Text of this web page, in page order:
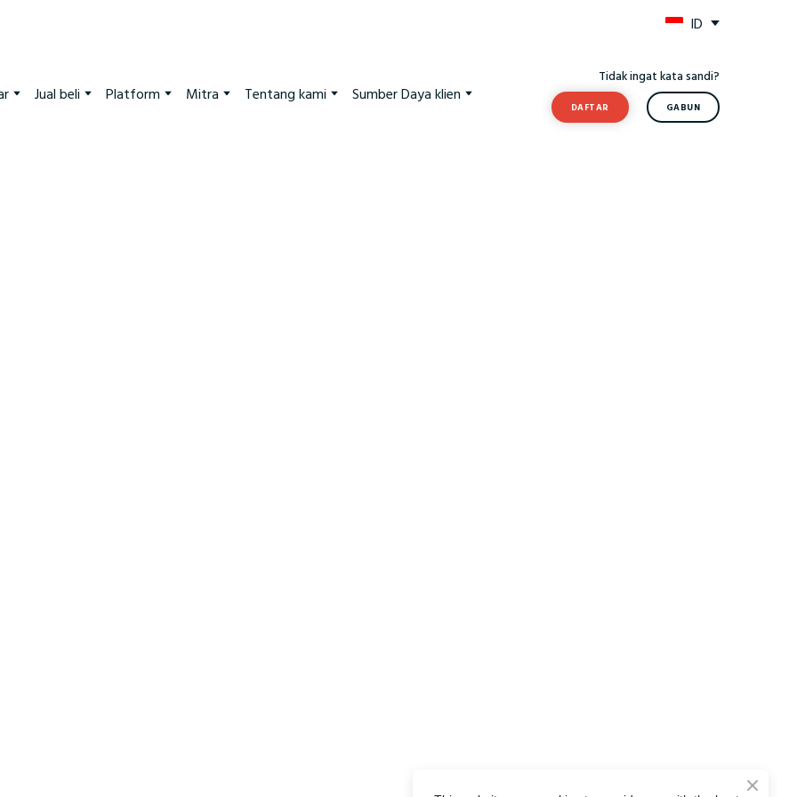
ID
Jual beli Platform Mitra Tentang kami Sumber Daya klien
Tidak ingat kata sandi?
DAFTAR GABUN